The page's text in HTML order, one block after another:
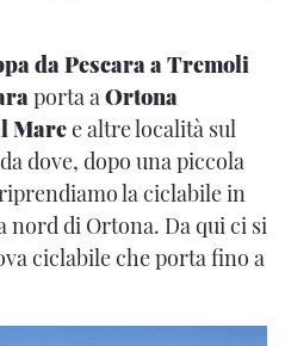
da Pescara a Tremoli
porta a Ortona
Maree altre località sul
dove, dopo una piccola
la ciclabile in
nord di Ortona. Da qui ci si
ciclabile che porta fino a